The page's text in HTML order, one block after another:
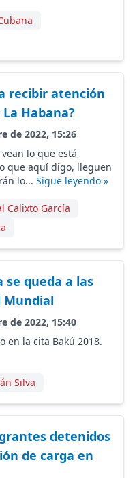
recibir atención
Habana?
de 2022, 15:26
lo que está
que aquí digo, lleguen
lo... Sigue leyendo »
Calixto García
se queda a las
Mundial
de 2022, 15:40
en la cita Bakú 2018.
Silva
detenidos
de carga en